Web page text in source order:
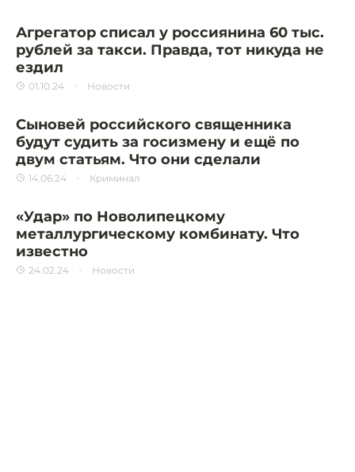
Агрегатор списал у россиянина 60 тыс.
рублей за такси. Правда, тот никуда не
ездил
01.10.24 Новости
Сыновей российского священника
будут судить за госизмену и ещё по
двум статьям. Что они сделали
14.06.24 Криминал
«Удар» по Новолипецкому
металлургическому комбинату. Что
известно
24.02.24 Новости